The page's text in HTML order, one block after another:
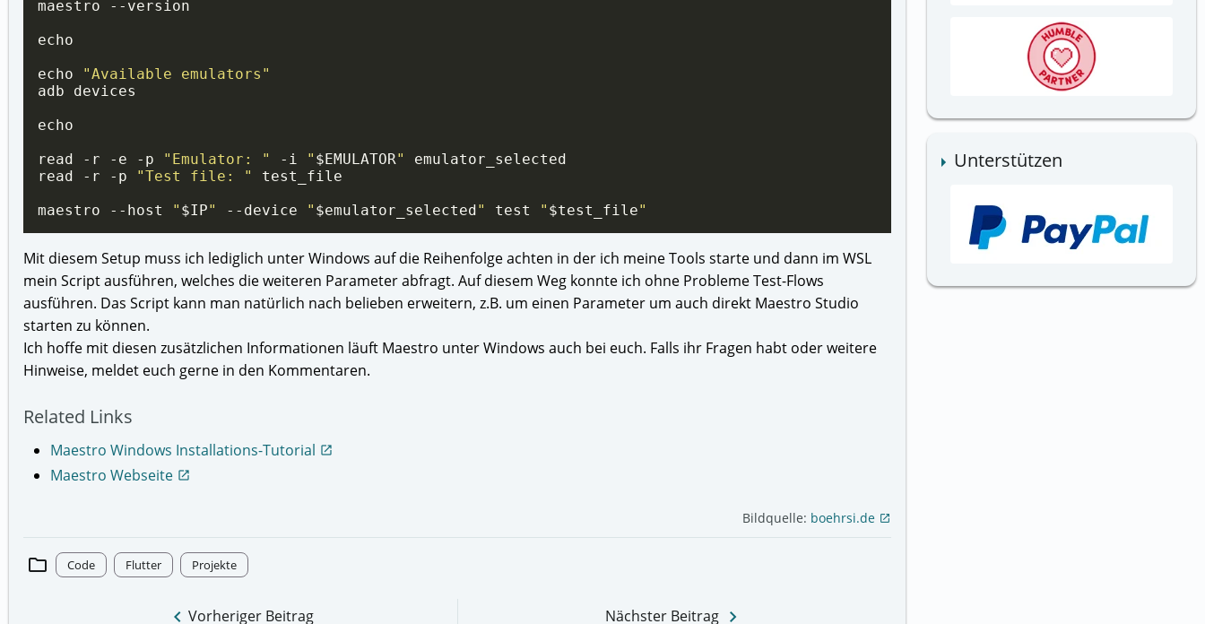
Unterstützen
echo
"Available emulators"
read -r -e -p
"Emulator: " -i " $EMULATOR"
read -r -p
"Test file: "
maestro --host
" $IP" --device " $emulator_selected" test " $test_file"
Mit diesem Setup muss ich lediglich unter Windows auf die Reihenfolge achten in der ich meine Tools starte und dann im WSL
mein Script ausführen, welches die weiteren Parameter abfragt. Auf diesem Weg konnte ich ohne Probleme Test-Flows
ausführen. Das Script kann man natürlich nach belieben erweitern, z.B. um einen Parameter um auch direkt Maestro Studio
starten zu können.
Ich hoffe mit diesen zusätzlichen Informationen läuft Maestro unter Windows auch bei euch. Falls ihr Fragen habt oder weitere
Hinweise, meldet euch gerne in den Kommentaren.
Related Links
Maestro Windows Installations-Tutorial open_in_new
Maestro Webseite open_in_new
Bildquelle: boehrsi.de open_in_new
folder Code Flutter Projekte
keyboard_arrow_left Vorheriger Beitrag
Nächster Beitrag keyboard_arrow_right